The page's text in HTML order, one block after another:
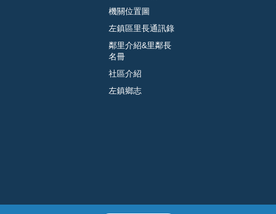
機關位置圖
左鎮區里長通訊錄
鄰里介紹&里鄰長
名冊
社區介紹
左鎮鄉志